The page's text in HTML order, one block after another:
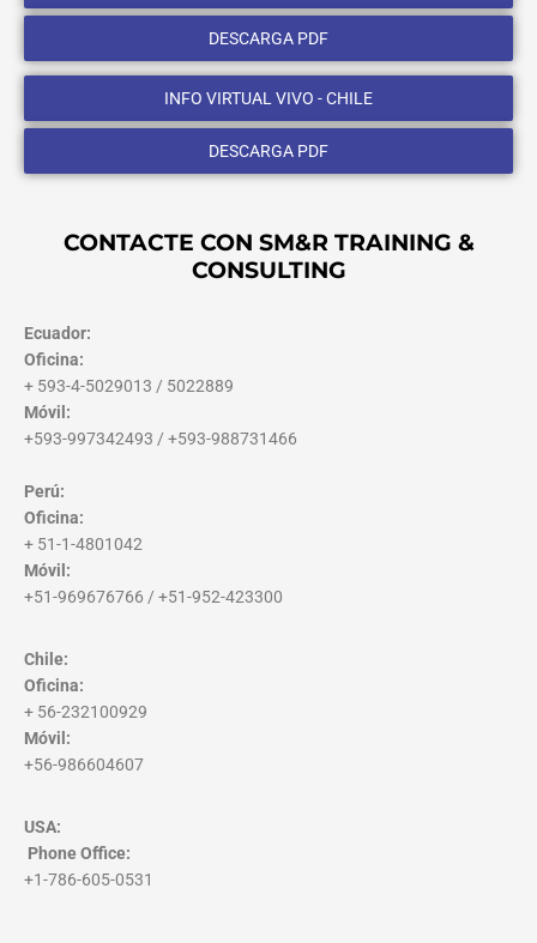
DESCARGA PDF
INFO VIRTUAL VIVO - CHILE
DESCARGA PDF
CONTACTE CON SM&R TRAINING &
CONSULTING
Ecuador:
Oficina:
+ 593-4-5029013 / 5022889
Móvil:
+593-997342493 / +593-988731466
Perú:
Oficina:
+ 51-1-4801042
Móvil:
+51-969676766 / +51-952-423300
Chile:
Oficina:
+ 56-232100929
Móvil:
+56-986604607
USA:
Phone Office:
+1-786-605-0531